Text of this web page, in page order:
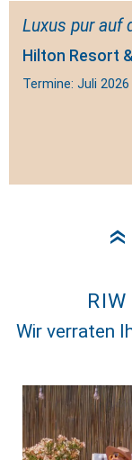
Luxus pur auf
Hilton Resort
Termine: Juli
»
Wir verraten